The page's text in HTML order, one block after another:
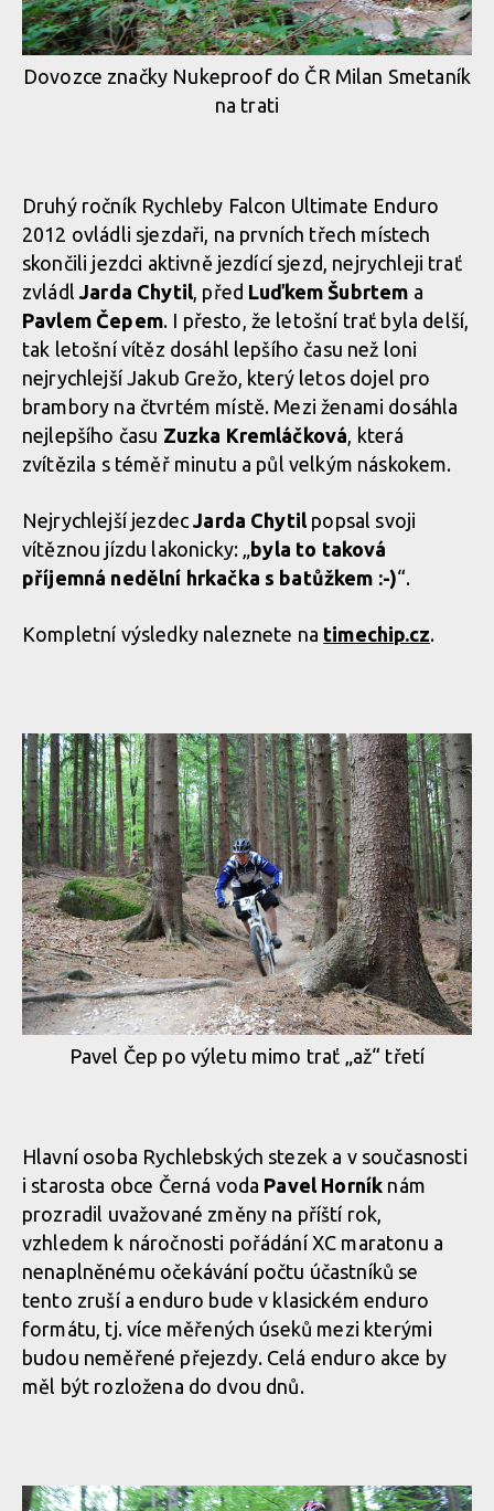
Dovozce značky Nukeproof do ČR Milan Smetaník
na trati
Druhý ročník Rychleby Falcon Ultimate Enduro
2012 ovládli sjezdaři, na prvních třech místech
skončili jezdci aktivně jezdící sjezd, nejrychleji trať
zvládlJarda Chytil , před Luďkem Šubrtem a
Pavlem Čepem. I přesto, že letošní trať byla delší,
tak letošní vítěz dosáhl lepšího času než loni
nejrychlejší Jakub Grežo, který letos dojel pro
brambory na čtvrtém místě. Mezi ženami dosáhla
nejlepšího času Zuzka Kremláčková , která
zvítězila s téměř minutu a půl velkým náskokem.
Nejrychlejší jezdecJarda Chytil popsal svoji
vítěznou jízdu lakonicky: „ byla to taková
příjemná nedělní hrkačka s batůžkem :-)“.
Kompletní výsledky naleznete na timechip.cz.
Pavel Čep po výletu mimo trať „až“ třetí
Hlavní osoba Rychlebských stezek a v současnosti
i starosta obce Černá voda Pavel Horník nám
prozradil uvažované změny na příští rok,
vzhledem k náročnosti pořádání XC maratonu a
nenaplněnému očekávání počtu účastníků se
tento zruší a enduro bude v klasickém enduro
formátu, tj. více měřených úseků mezi kterými
budou neměřené přejezdy. Celá enduro akce by
měl být rozložena do dvou dnů.